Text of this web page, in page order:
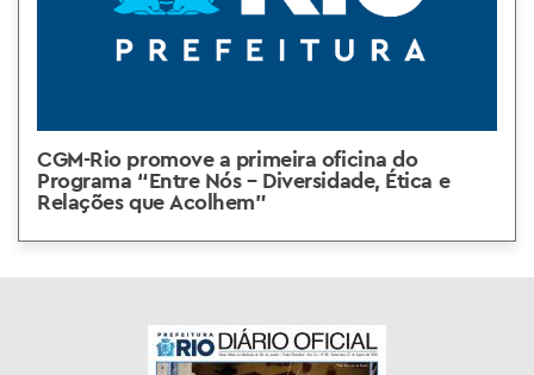
CGM-Rio promove a primeira oficina do
Programa “Entre Nós – Diversidade, Ética e
Relações que Acolhem”